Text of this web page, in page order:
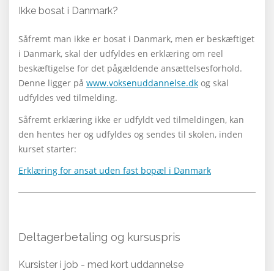
Ikke bosat i Danmark?
Såfremt man ikke er bosat i Danmark, men er beskæftiget
i Danmark, skal der udfyldes en erklæring om reel
beskæftigelse for det pågældende ansættelsesforhold.
Denne ligger på www.voksenuddannelse.dk og skal
udfyldes ved tilmelding.
Såfremt erklæring ikke er udfyldt ved tilmeldingen, kan
den hentes her og udfyldes og sendes til skolen, inden
kurset starter:
Erklæring for ansat uden fast bopæl i Danmark
Deltagerbetaling og kursuspris
Kursister i job - med kort uddannelse